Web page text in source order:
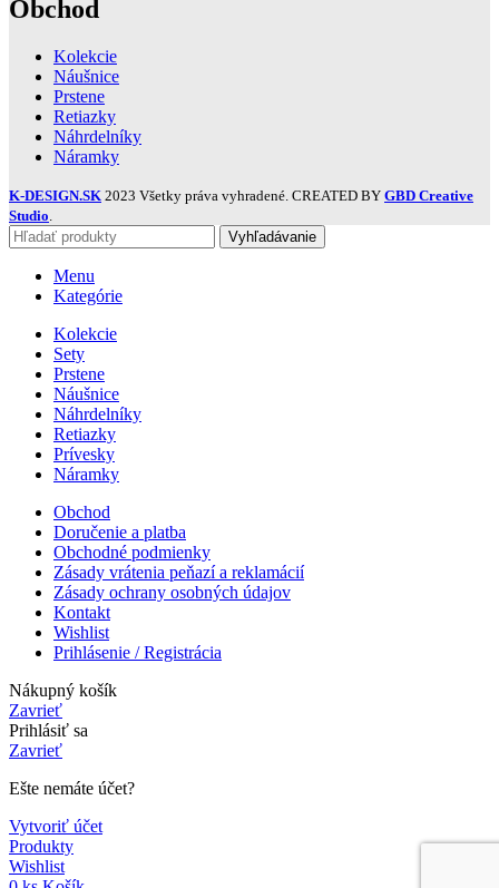
Obchod
Kolekcie
Náušnice
Prstene
Retiazky
Náhrdelníky
Náramky
K-DESIGN.SK 2023 Všetky práva vyhradené. CREATED BY GBD Creative
Studio.
Vyhľadávanie
Menu
Kategórie
Kolekcie
Sety
Prstene
Náušnice
Náhrdelníky
Retiazky
Prívesky
Náramky
Obchod
Doručenie a platba
Obchodné podmienky
Zásady vrátenia peňazí a reklamácií
Zásady ochrany osobných údajov
Kontakt
Wishlist
Prihlásenie / Registrácia
Nákupný košík
Zavrieť
Prihlásiť sa
Zavrieť
Ešte nemáte účet?
Vytvoriť účet
Produkty
Wishlist